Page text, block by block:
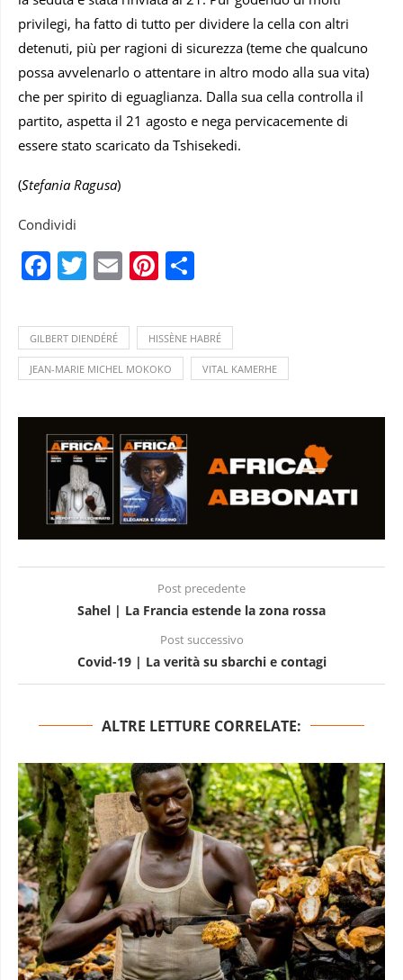
privilegi, ha fatto di tutto per dividere la cella con altri
detenuti, più per ragioni di sicurezza (teme che qualcuno
possa avvelenarlo o attentare in altro modo alla sua vita)
che per spirito di eguaglianza. Dalla sua cella controlla il
partito, aspetta il 21 agosto e nega pervicacemente di
essere stato scaricato da Tshisekedi.
(Stefania Ragusa)
Condividi
Facebook
Twitter
EmailPinterest
GILBERT DIENDÉRÉ HISSÈNE HABRÉ
JEAN-MARIE MICHEL MOKOKO VITAL KAMERHE
Post precedente
Sahel | La Francia estende la zona rossa
Post successivo
Covid-19 | La verità su sbarchi e contagi
ALTRE LETTURE CORRELATE: